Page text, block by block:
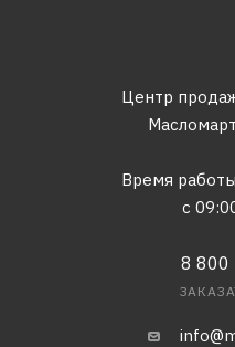
Центр
Время
с
8 800